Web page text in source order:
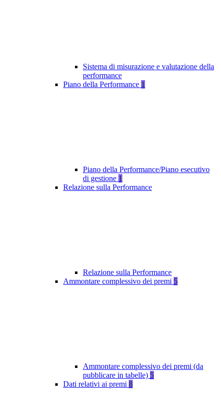
Sistema di misurazione e valutazione della
performance
Piano della Performance 1
Piano della Performance/Piano esecutivo
di gestione 1
Relazione sulla Performance
Relazione sulla Performance
Ammontare complessivo dei premi 5
Ammontare complessivo dei premi (da
pubblicare in tabelle) 5
Dati relativi ai premi 8